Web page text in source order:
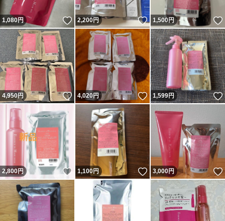
1,080円 いいね！
2,200円 いいね！
1,500円
4,950円 いいね！
4,020円 いいね！
1,599円
2,800円 いいね！
1,100円 いいね！
3,000円